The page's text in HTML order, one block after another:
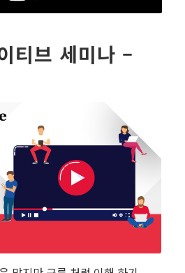
티브 세미나 –